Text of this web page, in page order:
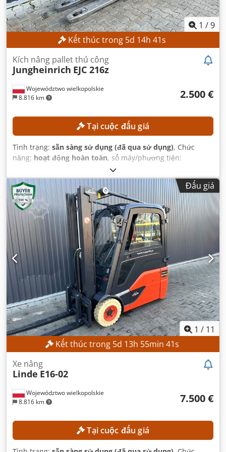
1 /9
Kết thúc trong 5d 14h 40s
Województwo wielkopolskie
8.816 km
Kích nâng pallet thủ công
Jungheinrich EJC 216z
2.500 €
Tại cuộc đấu giá
Tình trạng: sẵn sàng sử dụng (đã qua sử dụng), Chức
năng: hoạt động hoàn toàn, số máy/phương tiện:
2021
cao nâng:2.800 mm, chiều cao xây dựng:1.950 mm,
Đấu giá
1 / 11
Kết thúc trong 5d 13h 55min 40s
Województwo wielkopolskie
8.816 km
Xe nâng
Linde E16-02
7.500 €
Tại cuộc đấu giá